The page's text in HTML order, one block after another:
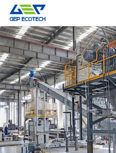
ПРИЛОЖЕНИЕ
ВЫПУСКАТЬ
О НАС
СВЯЗАТЬСЯ С НАМИ